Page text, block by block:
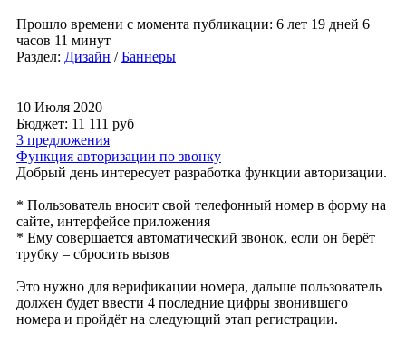
Прошло времени с момента публикации: 6 лет 19 дней 6
часов 11 минут
Раздел: Дизайн /Баннеры
10 Июля 2020
Бюджет: 11 111 руб
3 предложения
Функция авторизации по звонку
Добрый день интересует разработка функции авторизации.
* Пользователь вносит свой телефонный номер в форму на
сайте, интерфейсе приложения
* Ему совершается автоматический звонок, если он берёт
трубку – сбросить вызов
Это нужно для верификации номера, дальше пользователь
должен будет ввести 4 последние цифры звонившего
номера и пройдёт на следующий этап регистрации.